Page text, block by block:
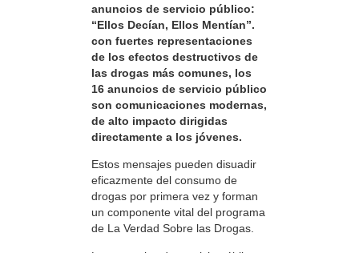
anuncios de servicio público:
“Ellos Decían, Ellos Mentían”.
con fuertes representaciones
de los efectos destructivos de
las drogas más comunes, los
16 anuncios de servicio público
son comunicaciones modernas,
de alto impacto dirigidas
directamente a los jóvenes.
Estos mensajes pueden disuadir
eficazmente del consumo de
drogas por primera vez y forman
un componente vital del programa
de La Verdad Sobre las Drogas.